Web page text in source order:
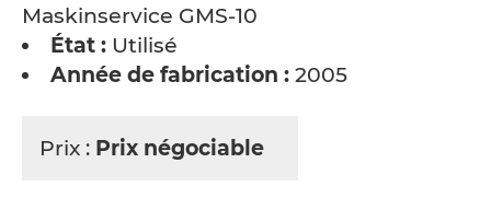
Maskinservice GMS-10
État : Utilisé
Année de fabrication : 2005
Prix : Prix négociable